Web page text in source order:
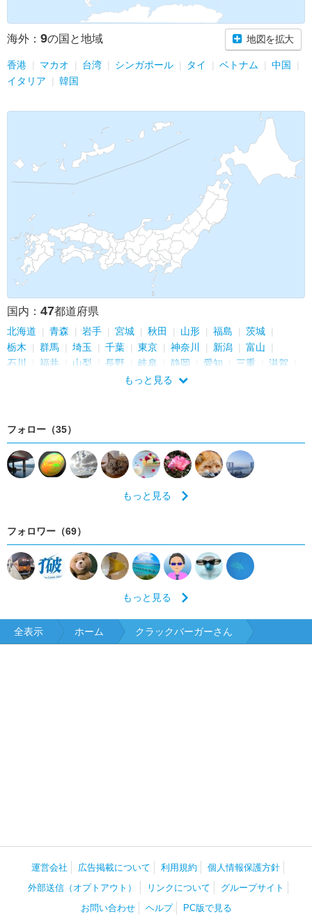
海外： 9の国と地域 地図を拡大
香港 マカオ 台湾 シンガポール タイ ベトナム
中国
イタリア
韓国
国内： 47都道府県
北海道 青森 岩手 宮城 秋田 山形 福島
茨城
栃木
群馬 埼玉 千葉 東京 神奈川 新潟
富山
石川
福井 山梨 長野 岐阜 静岡 愛知 三重
滋賀
和歌山 鳥取
もっと見る
フォロー（35）
もっと見る
フォロワー（69）
もっと見る
全表示 ホーム クラックバーガーさん
運営会社 広告掲載について 利用規約
個人情報保護方針
外部送信（オプトアウト）
リンクについて
グループサイト
お問い合わせ
ヘルプ PC版で見る